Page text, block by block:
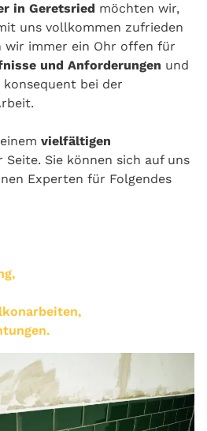
in Geretsried möchten wir,
uns vollkommen zufrieden
wir immer ein Ohr offen für
und Anforderungen und
bei der
vielfältigen
Seite. Sie können sich auf uns
Experten für Folgendes